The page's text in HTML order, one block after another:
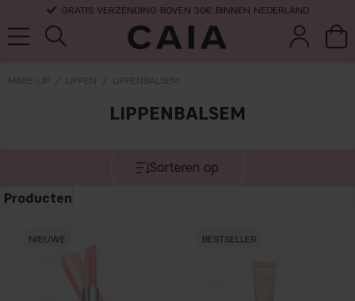
GRATIS VERZENDING BOVEN 30€ BINNEN NEDERLAND
MAKE-UP LIPPEN LIPPENBALSEM
LIPPENBALSEM
Sorteren op
Producten
NIEUWE BESTSELLER
kits & sets
droogshamp